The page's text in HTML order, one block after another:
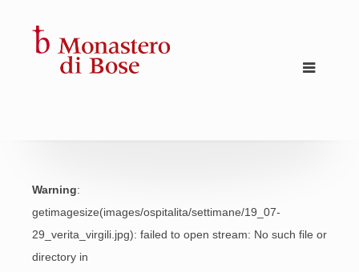
Warning:
getimagesize(images/ospitalita/settimane/19_07-
29_verita_virgili.jpg): failed to open stream: No such file or
directory in